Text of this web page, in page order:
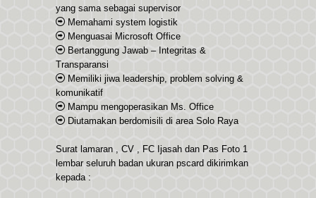
yang sama sebagai supervisor
Memahami system logistik
Menguasai Microsoft Office
Bertanggung Jawab – Integritas &
Transparansi
Memiliki jiwa leadership, problem solving &
komunikatif
Mampu mengoperasikan Ms. Office
Diutamakan berdomisili di area Solo Raya
Surat lamaran , CV , FC Ijasah dan Pas Foto 1
lembar seluruh badan ukuran pscard dikirimkan
kepada :